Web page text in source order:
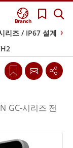
Branch
리즈 / IP67 설계
GC-시리즈 전